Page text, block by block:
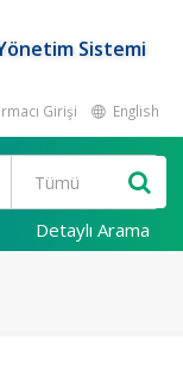
Sistemi
Girişi English
Detaylı Arama